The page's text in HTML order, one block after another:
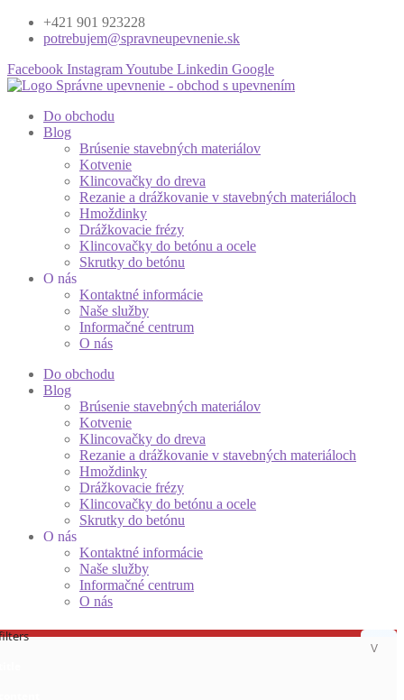
+421 901 923228
potrebujem@spravneupevnenie.sk
Facebook InstagramYoutube Linkedin Google
Do obchodu
Blog
Brúsenie stavebných materiálov
Kotvenie
Klincovačky do dreva
Rezanie a drážkovanie v stavebných materiáloch
Hmoždinky
Drážkovacie frézy
Klincovačky do betónu a ocele
Skrutky do betónu
O nás
Kontaktné informácie
Naše služby
Informačné centrum
O nás
Do obchodu
Blog
Brúsenie stavebných materiálov
Kotvenie
Klincovačky do dreva
Rezanie a drážkovanie v stavebných materiáloch
Hmoždinky
Drážkovacie frézy
Klincovačky do betónu a ocele
Skrutky do betónu
O nás
Kontaktné informácie
Naše služby
Informačné centrum
O nás